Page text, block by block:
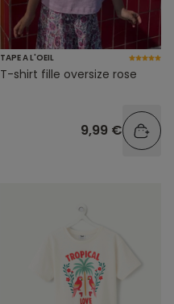
TAPE A L'OEIL
T-shirt fille oversize rose
9,99 €